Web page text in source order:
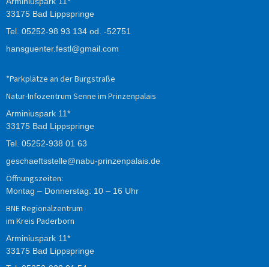
33175 Bad Lippspringe
Tel. 05252-98 93 134 od. -52751
hansguenter.festl@gmail.com
*Parkplätze an der Burgstraße
Natur-Infozentrum Senne im Prinzenpalais
Arminiuspark 11*
33175 Bad Lippspringe
Tel. 05252-938 01 63
geschaeftsstelle@nabu-prinzenpalais.de
Öffnungszeiten:
Montag – Donnerstag: 10 – 16 Uhr
BNE Regionalzentrum
im Kreis Paderborn
Arminiuspark 11*
33175 Bad Lippspringe